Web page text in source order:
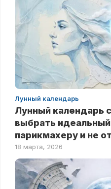
Лунный календарь
Лунный календарь
выбрать
парикмахеру и не
18 марта, 2026